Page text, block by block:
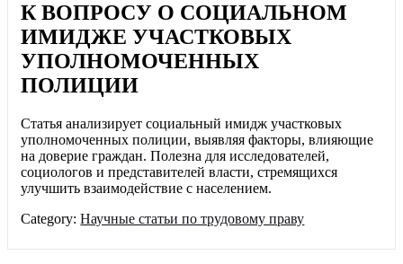
К ВОПРОСУ О СОЦИАЛЬНОМ
ИМИДЖЕ УЧАСТКОВЫХ
УПОЛНОМОЧЕННЫХ
ПОЛИЦИИ
Статья анализирует социальный имидж участковых
уполномоченных полиции, выявляя факторы, влияющие
на доверие граждан. Полезна для исследователей,
социологов и представителей власти, стремящихся
улучшить взаимодействие с населением.
Category:Научные статьи по трудовому праву